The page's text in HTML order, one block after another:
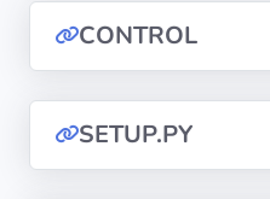
Tranquil IT
Forum
CONTROL
SETUP.PY